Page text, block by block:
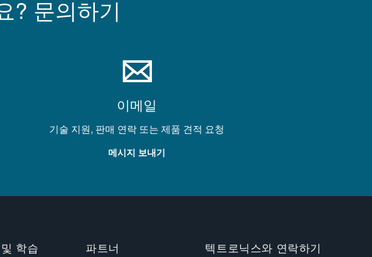
? 문의하기
이메일
기술 지원, 판매 연락 또는 제품 견적 요청
메시지 보내기
학습 파트너 텍트로닉스와 연락하기